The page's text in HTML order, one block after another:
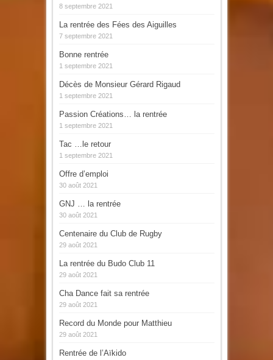
8 septembre 2021
La rentrée des Fées des Aiguilles
7 septembre 2021
Bonne rentrée
1 septembre 2021
Décès de Monsieur Gérard Rigaud
1 septembre 2021
Passion Créations… la rentrée
1 septembre 2021
Tac …le retour
1 septembre 2021
Offre d’emploi
30 août 2021
GNJ … la rentrée
30 août 2021
Centenaire du Club de Rugby
29 août 2021
La rentrée du Budo Club 11
29 août 2021
Cha Dance fait sa rentrée
29 août 2021
Record du Monde pour Matthieu
29 août 2021
Rentrée de l’Aïkido